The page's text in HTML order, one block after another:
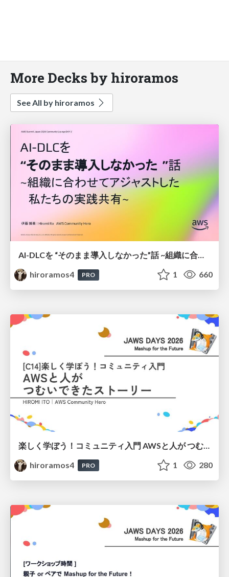
More Decks by hiroramos
See All by hiroramos
AI-DLCを “そのまま導入しなかった”話 ~組織に合わせてアジャストした 私たちの実践共有~
hiroramos4
PRO 1 660
hiroramos4
PRO 1 280